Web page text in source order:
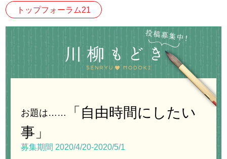
トップフォーラム21
お題は……
「自由時間にしたい
事」
募集期間 2020/4/20-2020/5/1